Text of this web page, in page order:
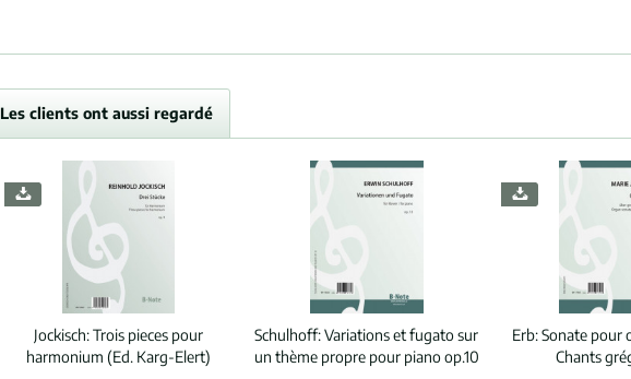
Les clients ont aussi regardé
Jockisch:Trois pieces pour
harmonium (Ed. Karg-Elert)
Schulhoff:Variations et fugato sur
un thème propre pour piano op.10
Erb:Sonate pour
Chants